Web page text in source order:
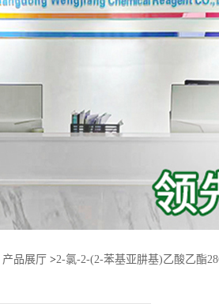
产品展厅 >2-氯-2-(2-苯基亚肼基)乙酸乙酯